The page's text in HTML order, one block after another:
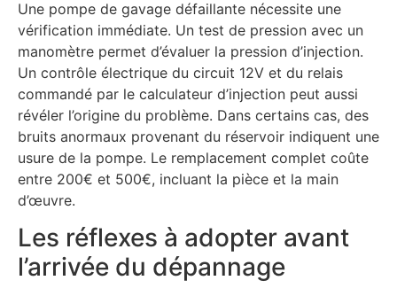
Une pompe de gavage défaillante nécessite une
vérification immédiate. Un test de pression avec un
manomètre permet d’évaluer la pression d’injection.
Un contrôle électrique du circuit 12V et du relais
commandé par le calculateur d’injection peut aussi
révéler l’origine du problème. Dans certains cas, des
bruits anormaux provenant du réservoir indiquent une
usure de la pompe. Le remplacement complet coûte
entre 200€ et 500€, incluant la pièce et la main
d’œuvre.
Les réflexes à adopter avant
l’arrivée du dépannage